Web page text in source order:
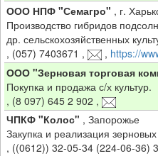
ООО НПФ "Семагро" , г.
Производство гибридов
др. сельскохозяйственных
, (057) 7403671 , , https://
ООО "Зерновая торговая
Покупка и продажа с/х культур.
, (8 097) 645 2 902 ,
ЧПКФ "Колос" , Запорожье
Закупка и реализация
, ((0612)) 32-05-34 (224-06-36)